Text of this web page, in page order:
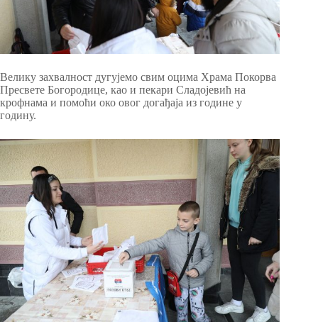
Велику захвалност дугујемо свим оцима Храма Покорва
Пресвете Богородице, као и пекари Сладојевић на
крофнама и помоћи око овог догађаја из године у
годину.